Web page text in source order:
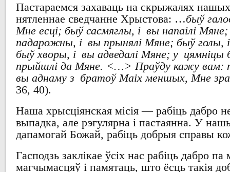
Пастараемся захаваць наскрыжалях
нятленнае сведчанне Хрыстова: …быў
Мне есці; быў сасмяглы, і вы напаілі
падарожны, і вы прынялі Мяне; быў голы,
быў хворы, і вы адведалі Мяне; у цямніцы
прыйшлі да Мяне. <…>Праўду кажу вам:
вы аднаму з братоў Маіх меншых, Мне
36, 40).
Нашахрысціянская місія —рабіць дабро
выпадка,але рэгулярна і пастаянна.У
дапамогай Божай,рабіць добрыя справы
Гасподзь заклікае ўсіх насрабіць дабро па
магчымасцяў і памятаць,што ёсць такія